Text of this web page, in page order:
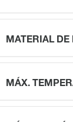
MATERIAL DE
MÁX.